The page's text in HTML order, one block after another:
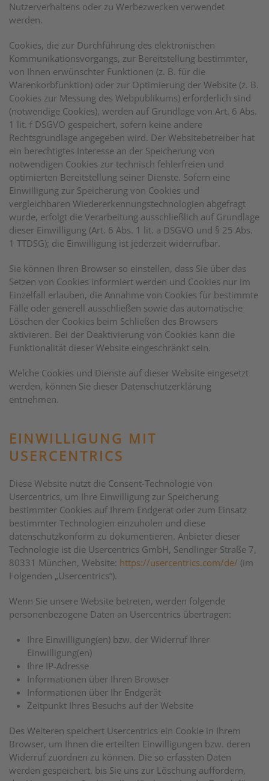
Nutzerverhaltens oder zu Werbezwecken verwendet
werden.
Cookies, die zur Durchführung des elektronischen
Kommunikationsvorgangs, zur Bereitstellung bestimmter,
von Ihnen erwünschter Funktionen (z. B. für die
Warenkorbfunktion) oder zur Optimierung der Website (z. B.
Cookies zur Messung des Webpublikums) erforderlich sind
(notwendige Cookies), werden auf Grundlage von Art. 6 Abs.
1 lit. f DSGVO gespeichert, sofern keine andere
Rechtsgrundlage angegeben wird. Der Websitebetreiber hat
ein berechtigtes Interesse an der Speicherung von
notwendigen Cookies zur technisch fehlerfreien und
optimierten Bereitstellung seiner Dienste. Sofern eine
Einwilligung zur Speicherung von Cookies und
vergleichbaren Wiedererkennungstechnologien abgefragt
wurde, erfolgt die Verarbeitung ausschließlich auf Grundlage
dieser Einwilligung (Art. 6 Abs. 1 lit. a DSGVO und § 25 Abs.
1 TTDSG); die Einwilligung ist jederzeit widerrufbar.
Sie können Ihren Browser so einstellen, dass Sie über das
Setzen von Cookies informiert werden und Cookies nur im
Einzelfall erlauben, die Annahme von Cookies für bestimmte
Fälle oder generell ausschließen sowie das automatische
Löschen der Cookies beim Schließen des Browsers
aktivieren. Bei der Deaktivierung von Cookies kann die
Funktionalität dieser Website eingeschränkt sein.
Welche Cookies und Dienste auf dieser Website eingesetzt
werden, können Sie dieser Datenschutzerklärung
entnehmen.
EINWILLIGUNG MIT
USERCENTRICS
Diese Website nutzt die Consent-Technologie von
Usercentrics, um Ihre Einwilligung zur Speicherung
bestimmter Cookies auf Ihrem Endgerät oder zum Einsatz
bestimmter Technologien einzuholen und diese
datenschutzkonform zu dokumentieren. Anbieter dieser
Technologie ist die Usercentrics GmbH, Sendlinger Straße 7,
80331 München, Website: https://usercentrics.com/de/ (im
Folgenden „Usercentrics“).
Wenn Sie unsere Website betreten, werden folgende
personenbezogene Daten an Usercentrics übertragen:
Ihre Einwilligung(en) bzw. der Widerruf Ihrer
Einwilligung(en)
Ihre IP-Adresse
Informationen über Ihren Browser
Informationen über Ihr Endgerät
Zeitpunkt Ihres Besuchs auf der Website
Des Weiteren speichert Usercentrics ein Cookie in Ihrem
Browser, um Ihnen die erteilten Einwilligungen bzw. deren
Widerruf zuordnen zu können. Die so erfassten Daten
werden gespeichert, bis Sie uns zur Löschung auffordern,